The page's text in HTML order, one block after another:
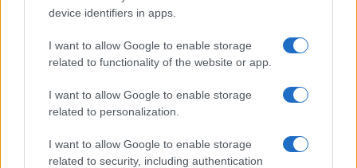
device identifiers in apps.
I want to allow Google to enable storage
related to functionality of the website or app.
I want to allow Google to enable storage
related to personalization.
I want to allow Google to enable storage
related to security, including authentication
Lamezia International Film Fest: arte e cultura si
incontrano in Calabria